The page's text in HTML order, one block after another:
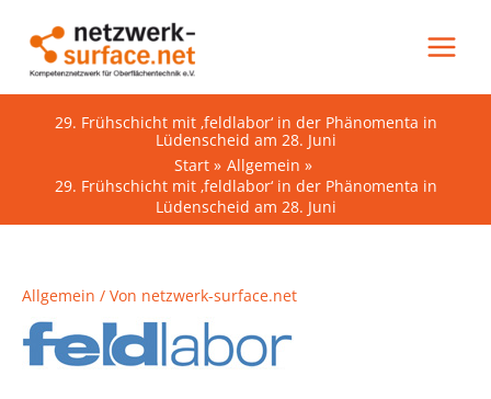
Inhalt
springen
29. Frühschicht mit ‚feldlabor‘ in der Phänomenta in
Lüdenscheid am 28. Juni
Start
Allgemein
29. Frühschicht mit ‚feldlabor‘ in der Phänomenta in
Lüdenscheid am 28. Juni
Allgemein / Von netzwerk-surface.net